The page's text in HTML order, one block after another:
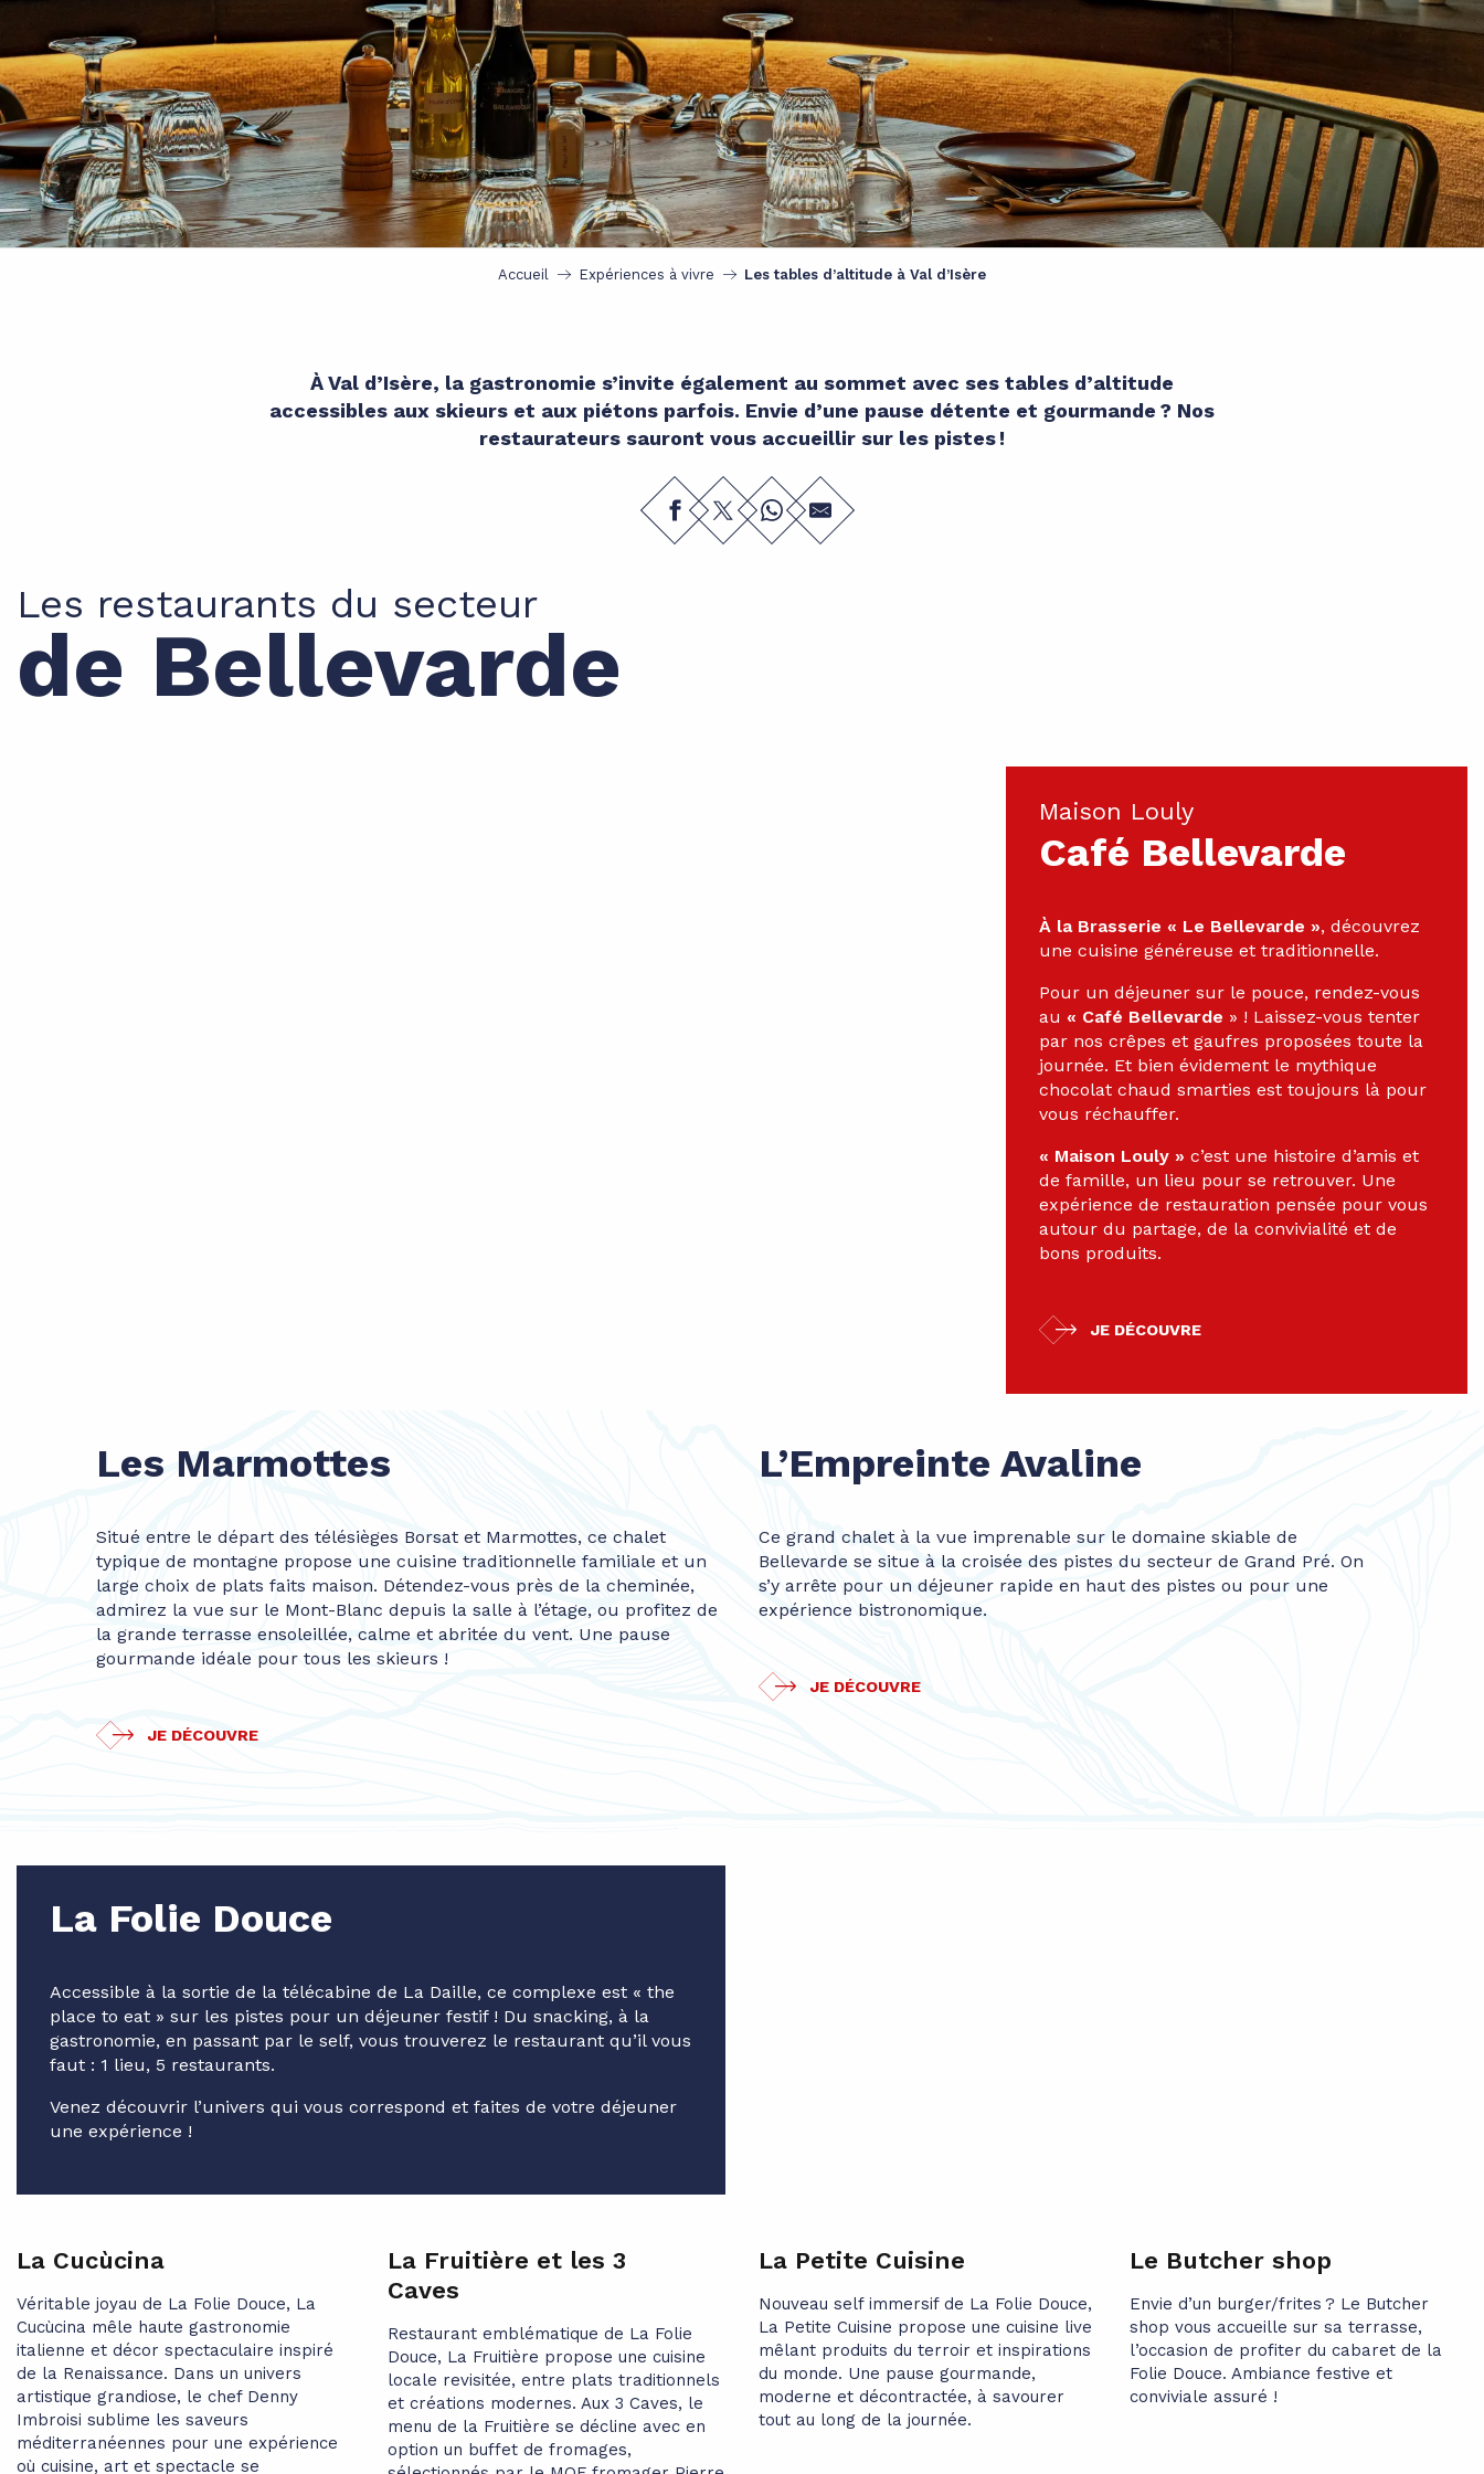
Accueil Expériences à vivre Les tables d’altitude à Val d’Isère
À Val d’Isère, la gastronomie s’invite également au sommet avec ses tables d’altitude
accessibles aux skieurs et aux piétons parfois. Envie d’une pause détente et gourmande ? Nos
restaurateurs sauront vous accueillir sur les pistes !
Les restaurants du secteur
de Bellevarde
Maison Louly
Café Bellevarde
À la Brasserie « Le Bellevarde », découvrez
une cuisine généreuse et traditionnelle.
Pour un déjeuner sur le pouce, rendez-vous
au « Café Bellevarde » ! Laissez-vous tenter
par nos crêpes et gaufres proposées toute la
journée. Et bien évidement le mythique
chocolat chaud smarties est toujours là pour
vous réchauffer.
« Maison Louly » c’est une histoire d’amis et
de famille, un lieu pour se retrouver. Une
expérience de restauration pensée pour vous
autour du partage, de la convivialité et de
bons produits.
JE DÉCOUVRE
Les Marmottes
Situé entre le départ des télésièges Borsat et Marmottes, ce chalet
typique de montagne propose une cuisine traditionnelle familiale et un
large choix de plats faits maison. Détendez-vous près de la cheminée,
admirez la vue sur le Mont-Blanc depuis la salle à l’étage, ou profitez de
la grande terrasse ensoleillée, calme et abritée du vent. Une pause
gourmande idéale pour tous les skieurs !
JE DÉCOUVRE
L’Empreinte Avaline
Ce grand chalet à la vue imprenable sur le domaine skiable de
Bellevarde se situe à la croisée des pistes du secteur de Grand Pré. On
s’y arrête pour un déjeuner rapide en haut des pistes ou pour une
expérience bistronomique.
JE DÉCOUVRE
La Folie Douce
Accessible à la sortie de la télécabine de La Daille, ce complexe est « the
place to eat » sur les pistes pour un déjeuner festif ! Du snacking, à la
gastronomie, en passant par le self, vous trouverez le restaurant qu’il vous
faut : 1 lieu, 5 restaurants.
Venez découvrir l’univers qui vous correspond et faites de votre déjeuner
une expérience !
La Cucùcina
Véritable joyau de La Folie Douce, La
Cucùcina mêle haute gastronomie
italienne et décor spectaculaire inspiré
de la Renaissance. Dans un univers
artistique grandiose, le chef Denny
Imbroisi sublime les saveurs
méditerranéennes pour une expérience
où cuisine, art et spectacle se
La Fruitière et les 3
Caves
Restaurant emblématique de La Folie
Douce, La Fruitière propose une cuisine
locale revisitée, entre plats traditionnels
et créations modernes. Aux 3 Caves, le
menu de la Fruitière se décline avec en
option un buffet de fromages,
La Petite Cuisine
Nouveau self immersif de La Folie Douce,
La Petite Cuisine propose une cuisine live
mêlant produits du terroir et inspirations
du monde. Une pause gourmande,
moderne et décontractée, à savourer
tout au long de la journée.
Le Butcher shop
Envie d’un burger/frites ? Le Butcher
shop vous accueille sur sa terrasse,
l’occasion de profiter du cabaret de la
Folie Douce. Ambiance festive et
conviviale assuré !